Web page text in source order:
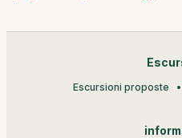
Escursioni proposte